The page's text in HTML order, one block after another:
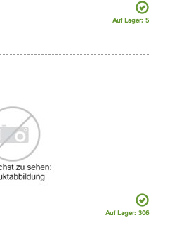
Auf Lager: 5
Auf Lager: 306